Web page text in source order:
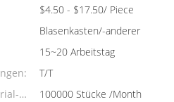
$4.50 - $17.50/ Piece
Blasenkasten/-anderer
15~20 Arbeitstag
T/T
100000 Stücke /Month